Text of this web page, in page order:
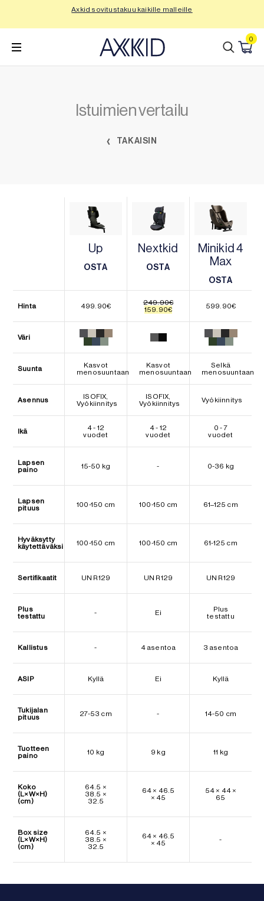
Axkid sovitustakuu kaikille malleille
0
Istuimien vertailu
TAKAISIN
Up
OSTA
Nextkid
OSTA
Minikid 4
Max
OSTA
OSTA
Hinta 499.90€ 249.90€
Alkuperäinen
hinta
oli:
159.90€Nykyinen
hinta
on:
599.90€
Väri
Suunta
Kasvot
menosuuntaan
Kasvot
menosuuntaan
Selkä
menosuuntaan
Asennus
ISOFIX,
Vyökiinnitys
ISOFIX,
Vyökiinnitys
Vyökiinnitys
Ikä
4 - 12
vuodet
4 - 12
vuodet
0 - 7
vuodet
Lapsen
paino
15-50 kg - 0-36 kg
Lapsen
pituus
100-150 cm 100-150 cm 61–125 cm
Hyväksytty
käytettäväksi
100-150 cm 100-150 cm 61-125 cm
Sertifikaatit UN R129 UN R129 UN R129
Plus
testattu
- Ei
Plus
testattu
Kallistus - 4 asentoa 3 asentoa
ASIP Kyllä Ei Kyllä
Tukijalan
pituus
27-53 cm - 14-50 cm
Tuotteen
paino
10 kg 9 kg 11 kg
Koko
(L×W×H)
(cm)
64.5 ×
38.5 ×
32.5
64 × 46.5
× 45
54 × 44 ×
65
Box size
(L×W×H)
(cm)
64.5 ×
38.5 ×
32.5
64 × 46.5
× 45
-